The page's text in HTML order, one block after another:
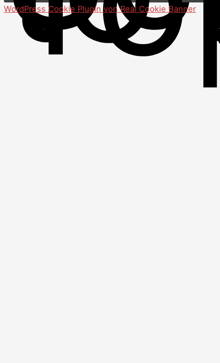
WordPress Cookie Plugin von Real Cookie Banner